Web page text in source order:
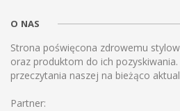
O NAS
Strona poświęcona zdrowemu
oraz produktom do ich
przeczytania naszej na bieżąco
Partner: